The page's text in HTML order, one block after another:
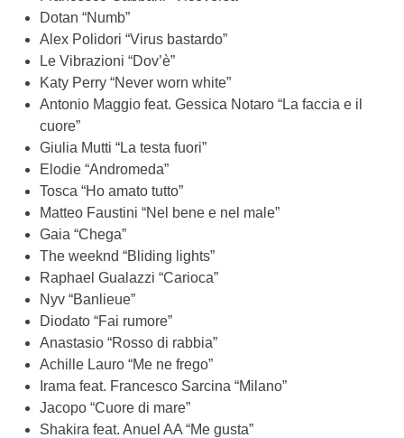
Dotan “Numb”
Alex Polidori “Virus bastardo”
Le Vibrazioni “Dov’è”
Katy Perry “Never worn white”
Antonio Maggio feat. Gessica Notaro “La faccia e il
cuore”
Giulia Mutti “La testa fuori”
Elodie “Andromeda”
Tosca “Ho amato tutto”
Matteo Faustini “Nel bene e nel male”
Gaia “Chega”
The weeknd “Bliding lights”
Raphael Gualazzi “Carioca”
Nyv “Banlieue”
Diodato “Fai rumore”
Anastasio “Rosso di rabbia”
Achille Lauro “Me ne frego”
Irama feat. Francesco Sarcina “Milano”
Jacopo “Cuore di mare”
Shakira feat. Anuel AA “Me gusta”